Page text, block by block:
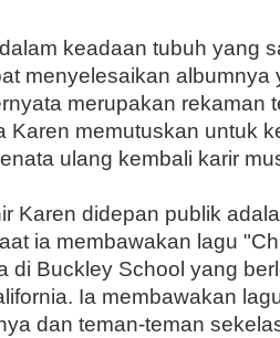
keadaan tubuh yang
menyelesaikan albumnya
merupakan rekaman
Karen memutuskan untuk
ulang kembali karir
Karen didepan publik
ia membawakan lagu
di Buckley School yang
Ia membawakan
dan teman-teman